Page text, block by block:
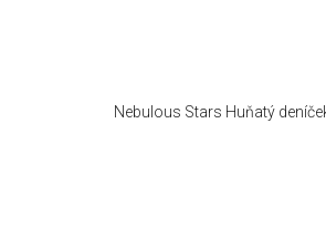
Nebulous Stars Huňatý